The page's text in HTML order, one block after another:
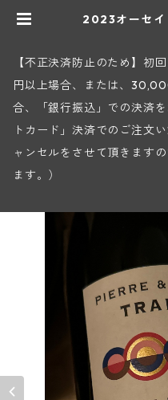
2023オーセイ
【不正決済防止のため】初
円以上場合、または、
合、「銀行振込」での決済
トカード」決済でのご注文
ャンセルをさせて頂きます
ます。）